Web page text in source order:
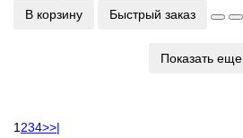
В корзину
Быстрый заказ
Показать еще
1 234>>|